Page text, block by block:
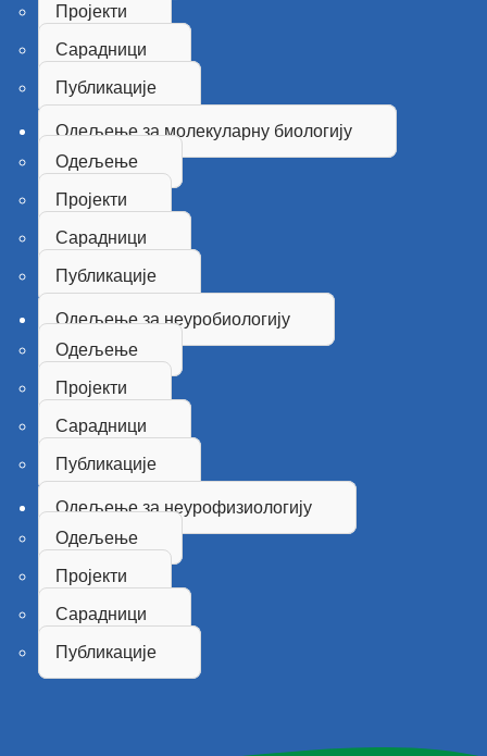
Пројекти
Сарадници
Публикације
Одељење за молекуларну биологију
Одељење
Пројекти
Сарадници
Публикације
Одељење за неуробиологију
Одељење
Пројекти
Сарадници
Публикације
Одељење за неурофизиологију
Одељење
Пројекти
Сарадници
Публикације